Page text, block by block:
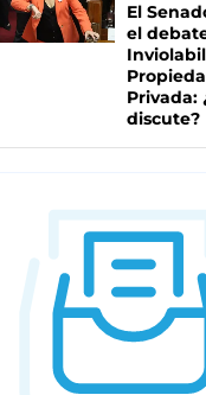
El
el
Privada:
discute?